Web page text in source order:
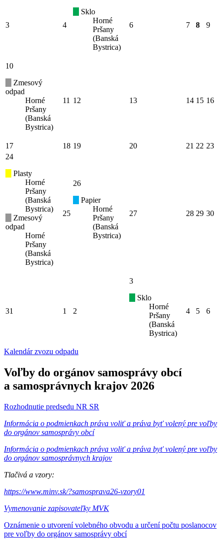
3 4
Sklo
Horné
Pršany
(Banská
Bystrica)
6 7 8 9
10
Zmesový
odpad
Horné
Pršany
(Banská
Bystrica)
11 12 13 14 15 16
17 18 19 20 21 22 23
24
Plasty
Horné
Pršany
(Banská
Bystrica)
Zmesový
odpad
Horné
Pršany
(Banská
Bystrica)
25
26
Papier
Horné
Pršany
(Banská
Bystrica)
27 28 29 30
31 1 2
3
Sklo
Horné
Pršany
(Banská
Bystrica)
4 5 6
Kalendár zvozu odpadu
Voľby do orgánov samosprávy obcí
a samosprávnych krajov 2026
Rozhodnutie predsedu NR SR
Informácia o podmienkach práva voliť a práva byť volený pre voľby
do orgánov samosprávy obcí
Informácia o podmienkach práva voliť a práva byť volený pre voľby
do orgánov samosprávnych krajov
Tlačivá a vzory:
https://www.minv.sk/?samosprava26-vzory01
Vymenovanie zapisovateľky MVK
Oznámenie o utvorení volebného obvodu a určení počtu poslanocov
pre voľby do orgánov samosprávy obcí